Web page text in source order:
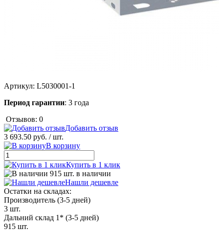
Артикул: L5030001-1
Период гарантии: 3 года
Отзывов: 0
Добавить отзыв
3 693.50 руб. / шт.
В корзину
Купить в 1 клик
915 шт. в наличии
Нашли дешевле
Остатки на складах:
Производитель (3-5 дней)
3 шт.
Дальний склад 1* (3-5 дней)
915 шт.